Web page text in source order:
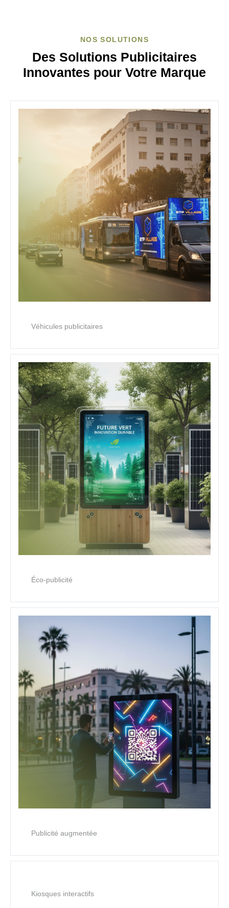
NOS SOLUTIONS
Des Solutions Publicitaires
Innovantes pour Votre Marque
Véhicules publicitaires
Éco-publicité
Publicité augmentée
Kiosques interactifs